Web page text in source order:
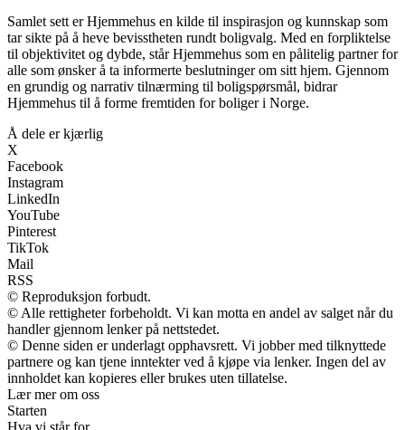
Samlet sett er Hjemmehus en kilde til inspirasjon og kunnskap som
tar sikte på å heve bevisstheten rundt boligvalg. Med en forpliktelse
til objektivitet og dybde, står Hjemmehus som en pålitelig partner for
alle som ønsker å ta informerte beslutninger om sitt hjem. Gjennom
en grundig og narrativ tilnærming til boligspørsmål, bidrar
Hjemmehus til å forme fremtiden for boliger i Norge.
Å dele er kjærlig
X
Facebook
Instagram
LinkedIn
YouTube
Pinterest
TikTok
Mail
RSS
© Reproduksjon forbudt.
© Alle rettigheter forbeholdt. Vi kan motta en andel av salget når du
handler gjennom lenker på nettstedet.
© Denne siden er underlagt opphavsrett. Vi jobber med tilknyttede
partnere og kan tjene inntekter ved å kjøpe via lenker. Ingen del av
innholdet kan kopieres eller brukes uten tillatelse.
Lær mer om oss
Starten